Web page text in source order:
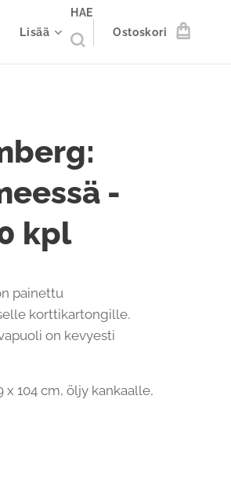
Lisää
HAE
Ostoskori
-
kpl
painettu
korttikartongille.
on kevyesti
104 cm, öljy kankaalle,